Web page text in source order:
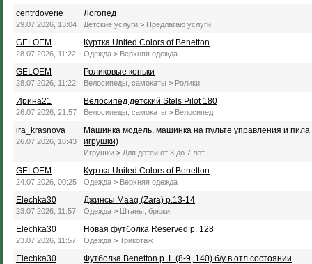
centrdoverie
29.07.2026, 13:04
Логопед
Детские услуги > Предлагаю услуги
GELOEM
28.07.2026, 11:22
Куртка United Colors of Benetton
Одежда > Верхняя одежда
GELOEM
28.07.2026, 11:22
Роликовые коньки
Велосипеды, самокаты > Ролики
Ирина21
26.07.2026, 21:57
Велосипед детский Stels Pilot 180
Велосипеды, самокаты > Велосипед
ira_krasnova
26.07.2026, 18:43
Машинка модель, машинка на пульте управления и пила
игрушки)
Игрушки > Для детей от 3 до 7 лет
GELOEM
24.07.2026, 00:25
Куртка United Colors of Benetton
Одежда > Верхняя одежда
Elechka30
23.07.2026, 11:57
Джинсы Maag (Zara) р.13-14
Одежда > Штаны, брюки
Elechka30
23.07.2026, 11:57
Новая футболка Reserved р. 128
Одежда > Трикотаж
Elechka30 Футболка Benetton р. L (8-9, 140) б/у в отл состоянии